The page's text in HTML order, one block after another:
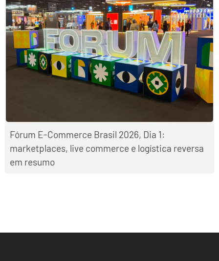
Fórum E-Commerce Brasil 2026, Dia 1:
marketplaces, live commerce e logística reversa
em resumo